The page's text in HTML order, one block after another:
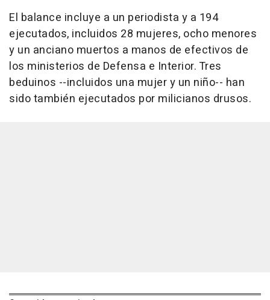
El balance incluye a un periodista y a 194
ejecutados, incluidos 28 mujeres, ocho menores
y un anciano muertos a manos de efectivos de
los ministerios de Defensa e Interior. Tres
beduinos --incluidos una mujer y un niño-- han
sido también ejecutados por milicianos drusos.